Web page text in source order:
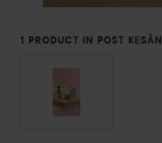
1 PRODUCT IN POST